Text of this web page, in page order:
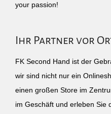
your passion!
Ihr Partner vor
FK Second Hand ist der
wir sind nicht nur ein
einen großen Store im
im Geschäft und erleben Sie